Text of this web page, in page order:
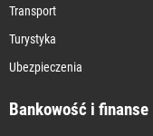
Transport
Turystyka
Ubezpieczenia
Bankowość i finanse